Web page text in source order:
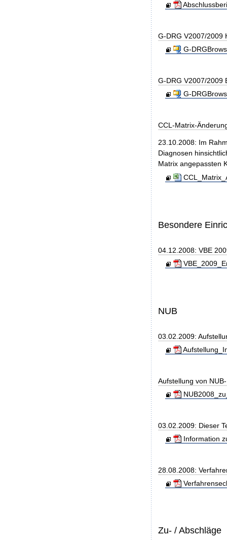
G-DRG V2007/2009
G-
G-DRG V2007/2009
G-
CCL-Matrix-
23.10.2008: Im
Diagnosen
Matrix angepassten
Besondere
04.12.2008: VBE
NUB
03.02.2009:
Aufstellung von
03.02.2009: Dieser
Information
28.08.2008:
Zu- / Abschläge